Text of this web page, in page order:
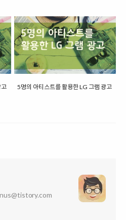
고 5명의 아티스트를 활용한 LG 그램 광고